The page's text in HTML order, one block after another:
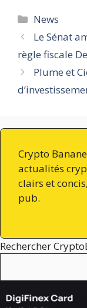
Catégories
News
Le Sénat
règle fiscale
Plume et
Crypto
actualités
clairs et
pub.
Rechercher